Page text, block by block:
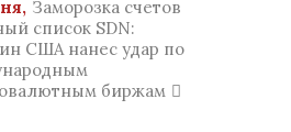
Заморозка счетов
список SDN:
США нанес удар по
биржам